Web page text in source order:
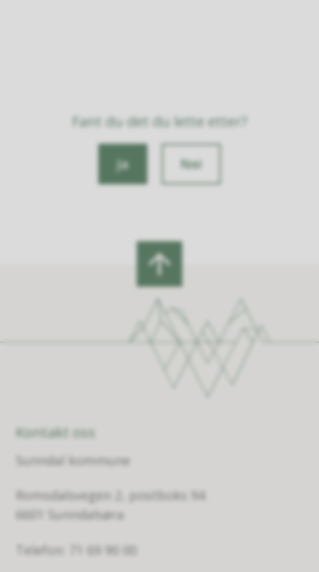
Fant du det du lette etter?
Ja Nei
Kontakt oss
Sunndal kommune
Romsdalsvegen 2, postboks 94
6601 Sunndalsøra
Telefon: 71 69 90 00